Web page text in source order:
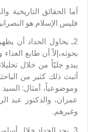
أما الحقائق التاريخية
فليس الإسلام هو
2ـ يحاول الحداد أن
بحوثه،إلاّ أن طابع
يبدو جليّاً من خلال
أثبت ذلك كثير من
وموضوعياً، أمثال:
عمران، والدكتور عبد
وغيرهم.
3ـ نجد الحداد خلال